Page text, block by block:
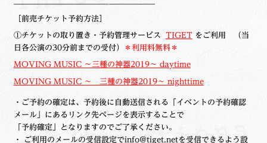
——————————————–———————
［前売チケット予約方法］
①チケットの取り置き・予約管理サービス TIGETをご利用
（当
日各公演の30分前までの受付）
＊利用料無料＊
MOVING MUSIC ～三種の神器2019～ daytime
MOVING MUSIC ～ 三種の神器2019～ nighttime
・ご予約の確定は、予約後に自動送信される「イベントの予約確認
メール」にあるリンク先ページを表示することで
「予約確定」となりますのでご了承ください。
・ ご利用のメールの受信設定でinfo@tiget.netを受信できるよう設